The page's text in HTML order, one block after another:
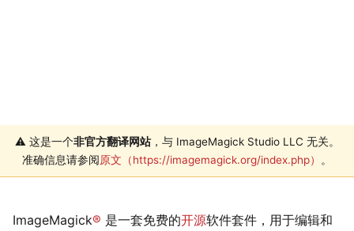
⚠️ 这是一个非官方翻译网站，与 ImageMagick Studio LLC 无关。
准确信息请参阅原文（https://imagemagick.org/index.php） 。
ImageMagick® 是一套免费的开源软件套件，用于编辑和